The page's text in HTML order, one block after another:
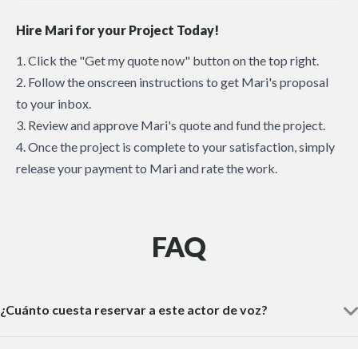
Hire Mari for your Project Today!
1. Click the "Get my quote now" button on the top right.
2. Follow the onscreen instructions to get Mari's proposal
to your inbox.
3. Review and approve Mari's quote and fund the project.
4. Once the project is complete to your satisfaction, simply
release your payment to Mari and rate the work.
FAQ
¿Cuánto cuesta reservar a este actor de voz?